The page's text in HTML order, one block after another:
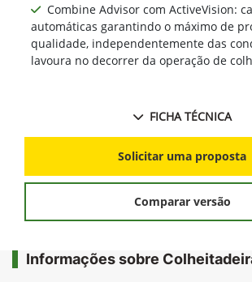
Combine Advisor com ActiveVision:
automáticas garantindo o máximo de
qualidade, independentemente das
lavoura no decorrer da operação de
FICHA TÉCNICA
Solicitar uma proposta
Comparar versão
Informações sobre